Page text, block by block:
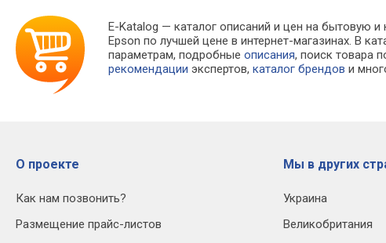
E-Katalog — каталог описаний и цен на бытовую
Epson по лучшей цене в интернет-магазинах. В
параметрам, подробныеописания, поиск товара
рекомендации экспертов,каталог брендов и
О проекте
Как нам позвонить?
Размещение прайс-листов
Мы в других
Украина
Великобритания